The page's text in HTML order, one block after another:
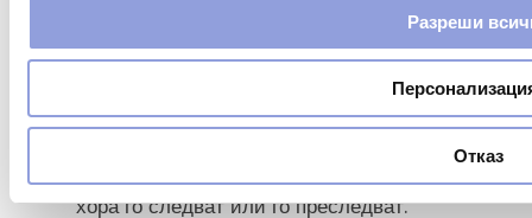
Разреши
Отказ
реалния свят. Например, шизофрениците
могат да чуят гласове или да видят хора,
които може да са починали преди години.
Параноясе характеризира с необичайно
недоверчиво поведение на човек към други
хора. Параноичният човек е убеден, че други
хора го следват или го преследват.